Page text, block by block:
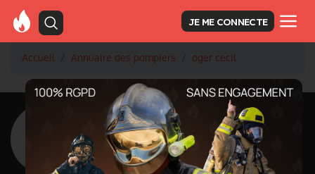
JE ME CONNECTE
Accueil Annuaire des pompiers oger cecil
< Retour à la liste des pompiers
oger cecil